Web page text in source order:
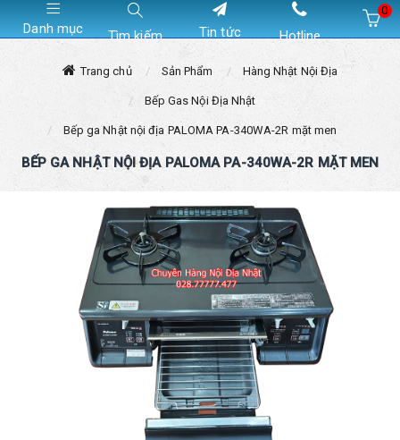
Danh mục Tìm kiếm Tin tức Hotline
0
Trang chủ Sản Phẩm Hàng Nhật Nội Địa
Bếp Gas Nội Địa Nhật
Bếp ga Nhật nội địa PALOMA PA-340WA-2R mặt men
BẾP GA NHẬT NỘI ĐỊA PALOMA PA-340WA-2R MẶT MEN